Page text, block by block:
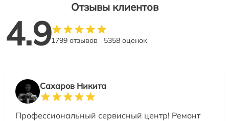
Отзывы клиентов
4.91799 отзывов 5358 оценок
Сахаров Никита
Профессиональный сервисный центр! Ремонт